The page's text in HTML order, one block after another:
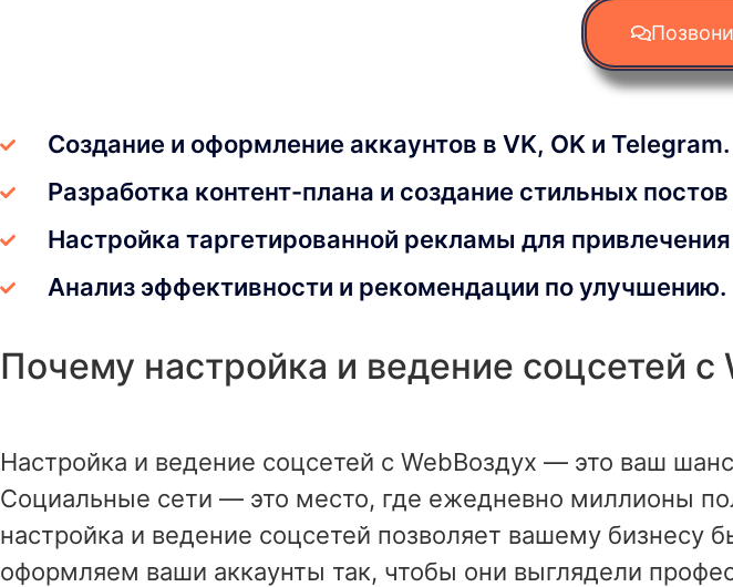
Создание и оформление аккаунтов в VK, OK и Telegram.
Разработка контент-плана и создание стильных
Настройка таргетированной рекламы для
Анализ эффективности и рекомендации по улучшению.
Почему настройка и ведение соцсетей
Настройка и ведение соцсетей с WebВоздух — это ваш
Социальные сети — это место, где ежедневно миллионы
настройка и ведение соцсетей позволяет вашему бизнесу
оформляем ваши аккаунты так, чтобы они выглядели